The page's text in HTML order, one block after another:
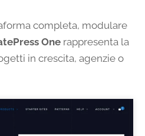
completa, modulare
One rappresenta la
in crescita, agenzie o